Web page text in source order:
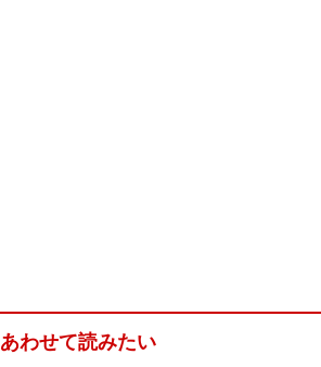
あわせて読みたい